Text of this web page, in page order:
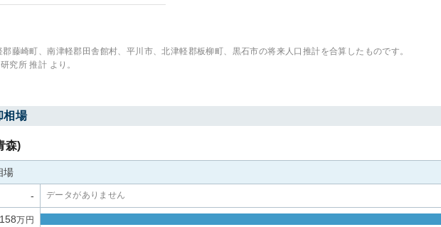
郡藤崎町、南津軽郡田舎館村、平川市、北津軽郡板柳町、黒石市の将来人口推計を合算したものです。
究所 推計 より。
相場
森)
場
- データがありません
万円